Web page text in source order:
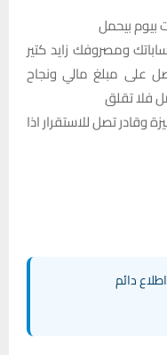
بيوم بيحمل
ومصروفك زايد كتير
على مبلغ مالي ونجاح
فلا تقلق
تصل للاستقرار اذا
دائم